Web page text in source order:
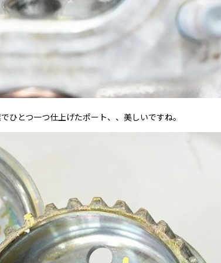
ひとつ一つ仕上げたポート、、美しいですね。